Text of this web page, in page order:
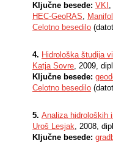
Ključne besede: VKI ,
HEC-GeoRAS,
Celotno besedilo
4. Hidrološka študija
Katja Sovre, 2009,
Ključne besede:
Celotno besedilo
5. Analiza hidroloških
Uroš Lesjak, 2008,
Ključne besede: